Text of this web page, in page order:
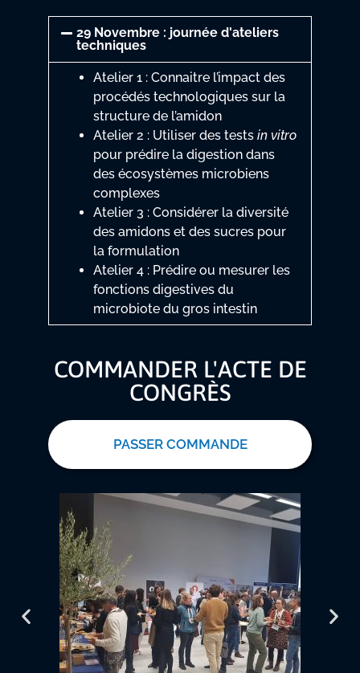
29 Novembre : journée d'ateliers
techniques
Atelier 1 : Connaitre l’impact des
procédés technologiques sur la
structure de l’amidon
Atelier 2 : Utiliser des tests in vitro
pour prédire la digestion dans
des écosystèmes microbiens
complexes
Atelier 3 : Considérer la diversité
des amidons et des sucres pour
la formulation
Atelier 4 : Prédire ou mesurer les
fonctions digestives du
microbiote du gros intestin
COMMANDER L'ACTE DE
CONGRÈS
PASSER COMMANDE